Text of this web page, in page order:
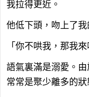
我拉得更近。
他低下頭，吻上了我
「你不哄我，那我來
語氣裏滿是溺愛。
常常是聚少離多的狀